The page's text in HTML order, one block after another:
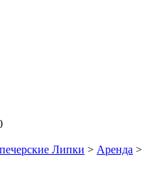
Липки > Аренда >